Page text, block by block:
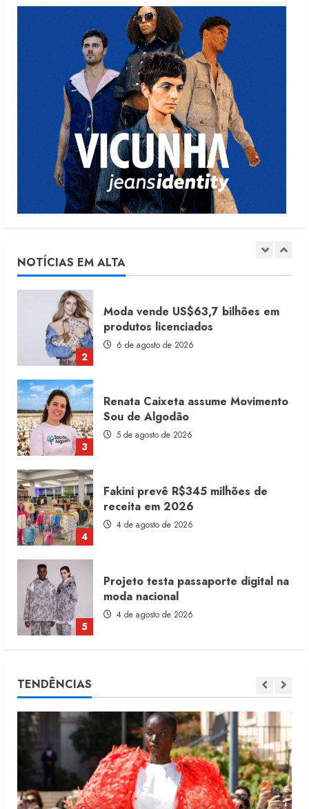
momento
retomada
NOTÍCIAS EM ALTA
4
Fakini prevê R$345 milhões de
receita em 2026
4 de agosto de 2026
5
Projeto testa passaporte digital na
moda nacional
4 de agosto de 2026
1
7 de agosto de 2026
2
Moda vende US$63,7 bilhões em
produtos licenciados
6 de agosto de 2026
3
Renata Caixeta assume Movimento
Sou de Algodão
5 de agosto de 2026
4
Fakini prevê R$345 milhões de
receita em 2026
4 de agosto de 2026
5
Projeto testa passaporte digital na
moda nacional
4 de agosto de 2026
1
Moda vende US$63,7 bilhões em
produtos licenciados
6 de agosto de 2026
TENDÊNCIAS